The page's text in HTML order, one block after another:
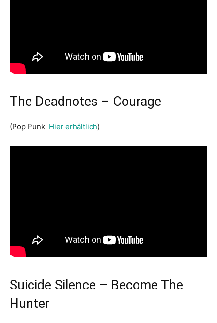
The Deadnotes – Courage
(Pop Punk, Hier erhältlich)
Suicide Silence – Become The
Hunter